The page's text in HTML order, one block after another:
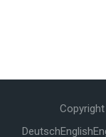
DeutschEnglish